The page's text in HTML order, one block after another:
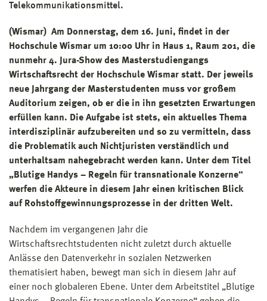
Telekommunikationsmittel.
(Wismar) Am Donnerstag, dem 16. Juni, findet in der
Hochschule Wismar um 10:00 Uhr in Haus 1, Raum 201, die
nunmehr 4. Jura-Show des Masterstudiengangs
Wirtschaftsrecht der Hochschule Wismar statt. Der jeweils
neue Jahrgang der Masterstudenten muss vor großem
Auditorium zeigen, ob er die in ihn gesetzten Erwartungen
erfüllen kann. Die Aufgabe ist stets, ein aktuelles Thema
interdisziplinär aufzubereiten und so zu vermitteln, dass
die Problematik auch Nichtjuristen verständlich und
unterhaltsam nahegebracht werden kann. Unter dem Titel
„Blutige Handys – Regeln für transnationale Konzerne“
werfen die Akteure in diesem Jahr einen kritischen Blick
auf Rohstoffgewinnungsprozesse in der dritten Welt.
Nachdem im vergangenen Jahr die
Wirtschaftsrechtstudenten nicht zuletzt durch aktuelle
Anlässe den Datenverkehr in sozialen Netzwerken
thematisiert haben, bewegt man sich in diesem Jahr auf
einer noch globaleren Ebene. Unter dem Arbeitstitel „Blutige